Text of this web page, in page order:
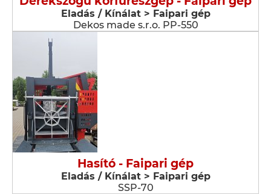
Eladás / Kínálat > Faipari gép
Dekos made s.r.o. PP-550
Hasító - Faipari gép
Eladás / Kínálat > Faipari gép
SSP-70